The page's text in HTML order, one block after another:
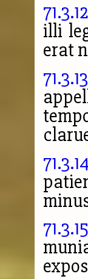
71.3.12
illi
erat
71.3.13
71.3.14
71.3.15